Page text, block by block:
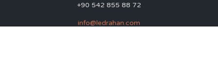
+90 542 855 88 72
info@ledrahan.com